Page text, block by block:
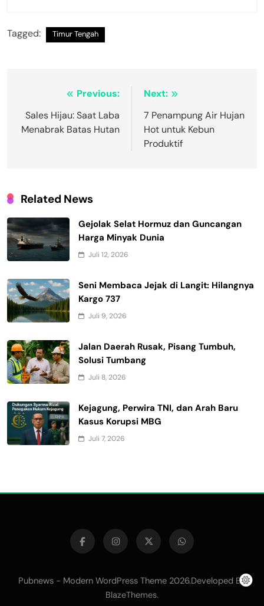
Tagged: Timur Tengah
Navigasi
pos
Previous:
Sales Hijau: Saat Laba
Menabrak Batas Hutan
Next:
7 Penampung Air Hujan
Hot untuk Kebun
Produktif
Related News
Gejolak Selat Hormuz dan Guncangan
Harga Minyak Dunia
Juli 12, 2026
Seni Membaca Jejak di Langit: Hilangnya
Kargo 737
Juli 9, 2026
Jalan Daerah Rusak, Pisang Tumbuh,
Solusi Tumbang
Juli 8, 2026
Kejagung, Perwira TNI, dan Arah Baru
Kasus Korupsi MBG
Juli 7, 2026
Pubnews - Modern WordPress Theme 2026.Developed By
BlazeThemes.